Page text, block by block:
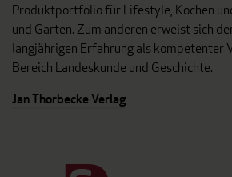
Produktportfolio für Lifestyle, Kochen
und Garten. Zum anderen erweist sich
langjährigen Erfahrung als kompetenter
Bereich Landeskunde und Geschichte.
Jan Thorbecke Verlag